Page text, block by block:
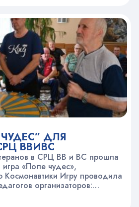
рамках фестиваля
“Лучшая детская модель –
входят эксперты…
ДЛЯ
ВВИВС
в СРЦ ВВ и ВС прошла
игра «Поле чудес»,
Игру проводила
организаторов:
Ветров, Полина